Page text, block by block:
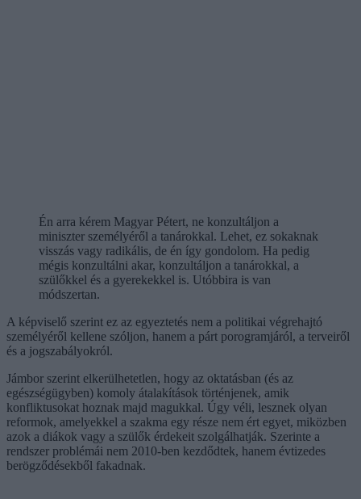
Én arra kérem Magyar Pétert, ne konzultáljon a
miniszter személyéről a tanárokkal. Lehet, ez sokaknak
visszás vagy radikális, de én így gondolom. Ha pedig
mégis konzultálni akar, konzultáljon a tanárokkal, a
szülőkkel és a gyerekekkel is. Utóbbira is van
módszertan.
A képviselő szerint ez az egyeztetés nem a politikai végrehajtó
személyéről kellene szóljon, hanem a párt porogramjáról, a terveiről
és a jogszabályokról.
Jámbor szerint elkerülhetetlen, hogy az oktatásban (és az
egészségügyben) komoly átalakítások történjenek, amik
konfliktusokat hoznak majd magukkal. Úgy véli, lesznek olyan
reformok, amelyekkel a szakma egy része nem ért egyet, miközben
azok a diákok vagy a szülők érdekeit szolgálhatják. Szerinte a
rendszer problémái nem 2010-ben kezdődtek, hanem évtizedes
berögződésekből fakadnak.